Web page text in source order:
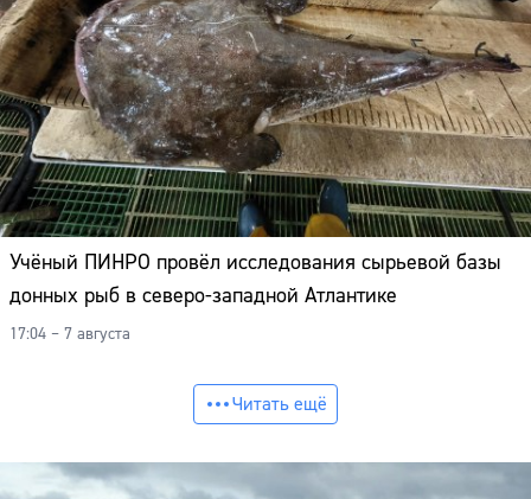
Учёный ПИНРО провёл исследования сырьевой базы
донных рыб в северо-западной Атлантике
17:04 – 7 августа
Читать ещё